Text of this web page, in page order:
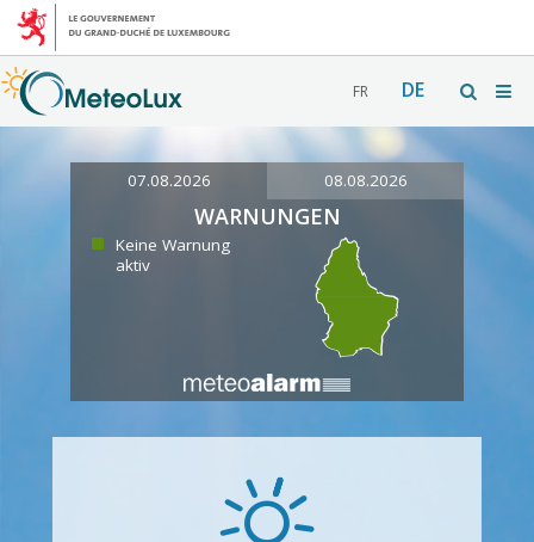
FR DE
07.08.2026 08.08.2026
WARNUNGEN
Keine Warnung
aktiv